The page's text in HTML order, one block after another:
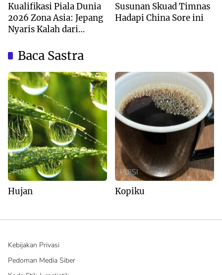
Kualifikasi Piala Dunia
2026 Zona Asia: Jepang
Nyaris Kalah dari
Susunan Skuad Timnas
Hadapi China Sore ini
Baca Sastra
PUISI
Hujan
PUISI
Kopiku
Kebijakan Privasi
Pedoman Media Siber